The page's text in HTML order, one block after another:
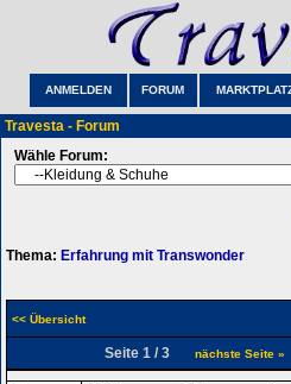
ANMELDEN FORUM
Travesta - Forum
Wähle Forum:
Thema: Erfahrung mit Transwonder
<< Übersicht
Seite 1 / 3 nächste Seite »